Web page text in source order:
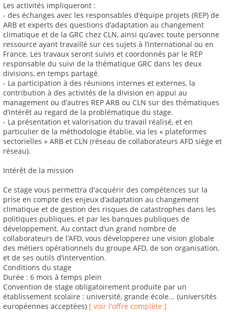
Les activités impliqueront :
- des échanges avec les responsables d’équipe projets (REP) de
ARB et experts des questions d’adaptation au changement
climatique et de la GRC chez CLN, ainsi qu’avec toute personne
ressource ayant travaillé sur ces sujets à l’international ou en
France. Les travaux seront suivis et coordonnés par le REP
responsable du suivi de la thématique GRC dans les deux
divisions, en temps partagé.
- La participation à des réunions internes et externes, la
contribution à des activités de la division en appui au
management ou d’autres REP ARB ou CLN sur des thématiques
d’intérêt au regard de la problématique du stage.
- La présentation et valorisation du travail réalisé, et en
particulier de la méthodologie établie, via les « plateformes
sectorielles » ARB et CLN (réseau de collaborateurs AFD siège et
réseau).
Intérêt de la mission
Ce stage vous permettra d'acquérir des compétences sur la
prise en compte des enjeux d’adaptation au changement
climatique et de gestion des risques de catastrophes dans les
politiques publiques, et par les banques publiques de
développement. Au contact d’un grand nombre de
collaborateurs de l’AFD, vous développerez une vision globale
des métiers opérationnels du groupe AFD, de son organisation,
et de ses outils d’intervention.
Conditions du stage
Durée : 6 mois à temps plein
Convention de stage obligatoirement produite par un
établissement scolaire : université, grande école... (universités
européennes acceptées) [ voir l'offre complète ]